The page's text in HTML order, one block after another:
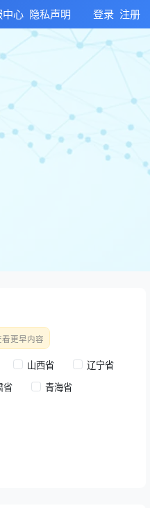
中心 隐私声明 登录 注册
更早内容
山西省
辽宁省
省
青海省